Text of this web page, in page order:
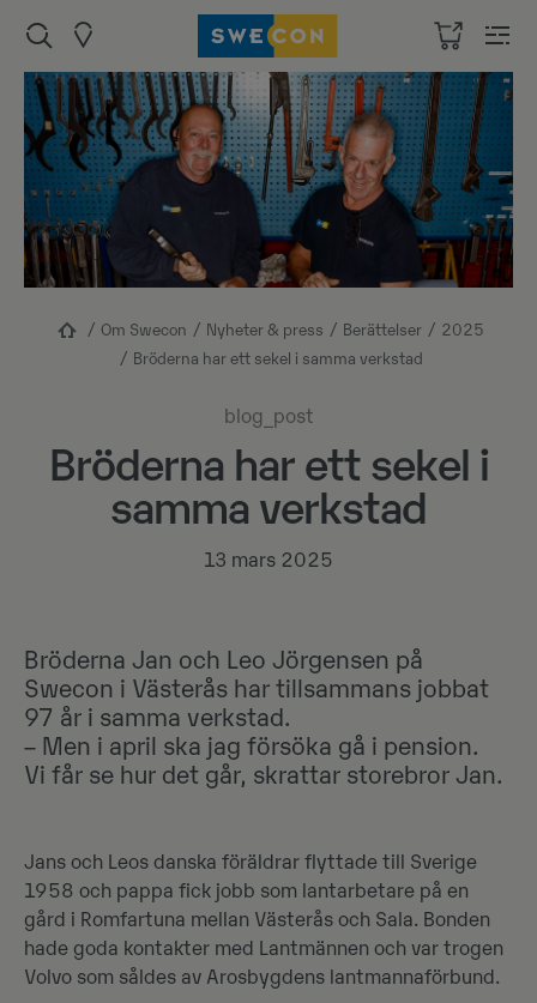
Om Swecon Nyheter & press Berättelser
2025
Bröderna har ett sekel i samma verkstad
blog_post
Bröderna har ett sekel i
samma verkstad
13 mars 2025
Bröderna Jan och Leo Jörgensen på
Swecon i Västerås har tillsammans jobbat
97 år i samma verkstad.
– Men i april ska jag försöka gå i pension.
Vi får se hur det går, skrattar storebror Jan.
Jans och Leos danska föräldrar flyttade till Sverige
1958 och pappa fick jobb som lantarbetare på en
gård i Romfartuna mellan Västerås och Sala. Bonden
hade goda kontakter med Lantmännen och var trogen
Volvo som såldes av Arosbygdens lantmannaförbund.